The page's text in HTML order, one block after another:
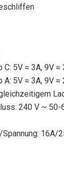
C: 5V ≈ 3A, 9V
A: 5V ≈ 3A, 9V ≈
240 V ~ 50-
16A/